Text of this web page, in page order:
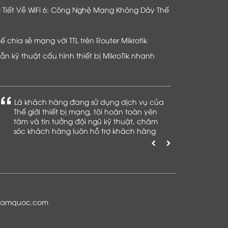
Tiết Về WiFi 6: Công Nghệ Mạng Không Dây Thế
chia sẻ mạng với TTL trên Router Mikrotik
kỹ thuật cấu hình thiết bị MikroTik nhanh
Là khách hàng đang sử dụng dịch vụ của
Thế giới thiết bị mạng, tôi hoàn toàn yên
tâm và tin tưởng đội ngũ kỹ thuật, chăm
sóc khách hàng luôn hỗ trợ khách hàng